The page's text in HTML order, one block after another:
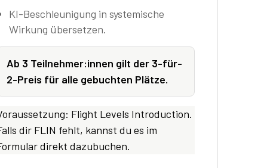
KI-Beschleunigung in systemische
Wirkung übersetzen.
Ab 3 Teilnehmer:innen gilt der 3-für-
2-Preis für alle gebuchten Plätze.
Flight Levels Introduction.
dir FLIN fehlt, kannst du es im
direkt dazubuchen.